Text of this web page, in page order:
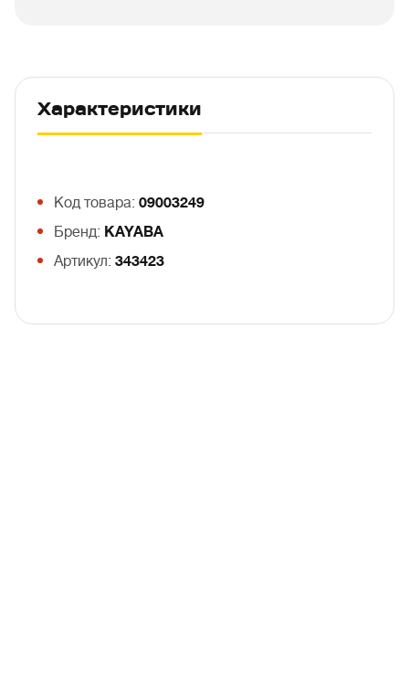
Характеристики
Код товара: 09003249
Бренд: KAYABA
Артикул: 343423